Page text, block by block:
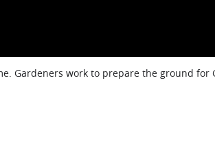
Gardeners work to prepare the ground for